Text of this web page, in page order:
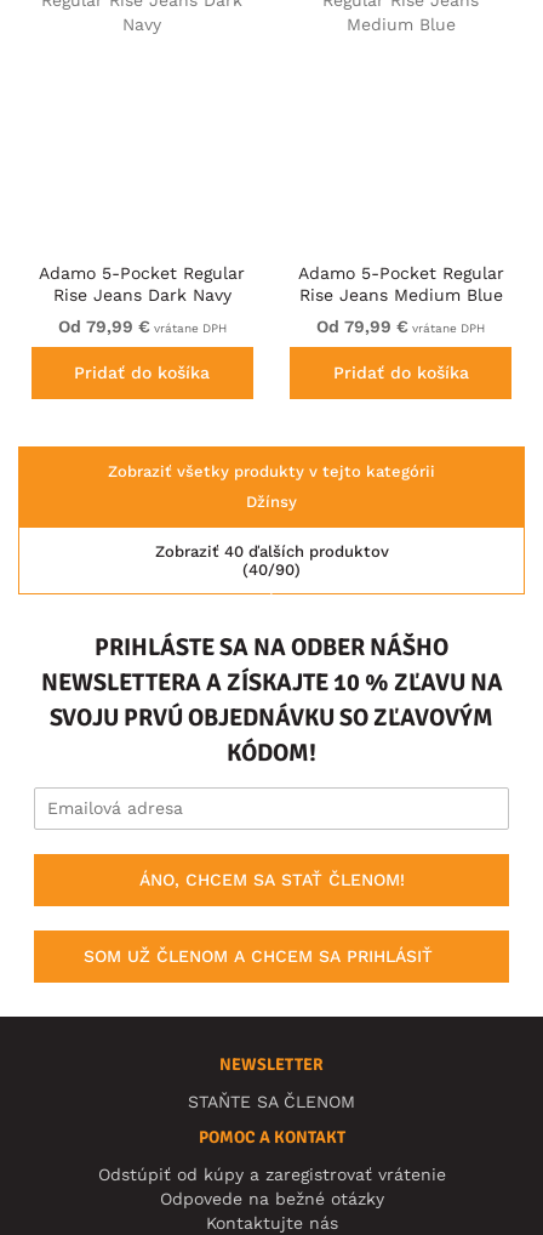
Adamo 5-Pocket Regular
Rise Jeans Dark Navy
Od 79,99 € vrátane DPH
Pridať do košíka
Adamo 5-Pocket Regular
Rise Jeans Medium Blue
Od 79,99 € vrátane DPH
Pridať do košíka
Zobraziť všetky produkty v tejto kategórii
Džínsy
(40/90)
Zobraziť 40 ďalších produktov
PRIHLÁSTE SA NA ODBER NÁŠHO
NEWSLETTERA A ZÍSKAJTE 10 % ZĽAVU NA
SVOJU PRVÚ OBJEDNÁVKU SO ZĽAVOVÝM
KÓDOM!
ÁNO, CHCEM SA STAŤ ČLENOM!
SOM UŽ ČLENOM A CHCEM SA PRIHLÁSIŤ
NEWSLETTER
STAŇTE SA ČLENOM
POMOC A KONTAKT
Odstúpiť od kúpy a zaregistrovať vrátenie
Odpovede na bežné otázky
Kontaktujte nás